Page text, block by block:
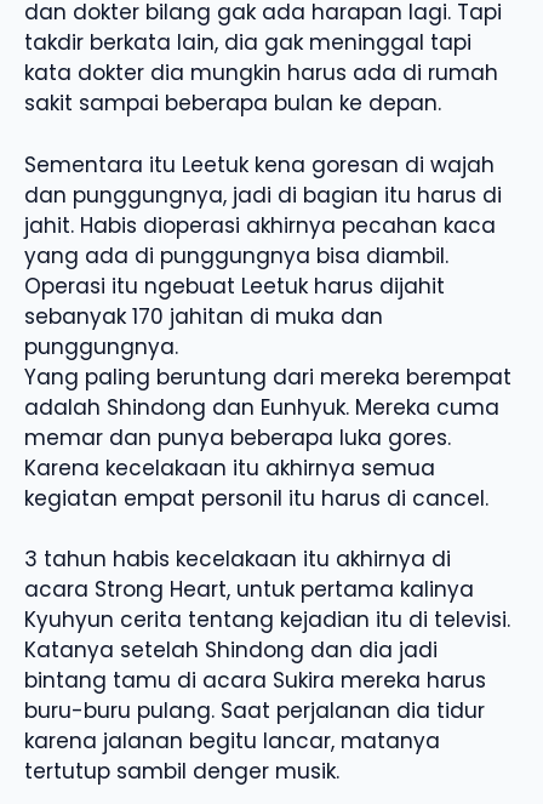
dan dokter bilang gak ada harapan lagi. Tapi
takdir berkata lain, dia gak meninggal tapi
kata dokter dia mungkin harus ada di rumah
sakit sampai beberapa bulan ke depan.
Sementara itu Leetuk kena goresan di wajah
dan punggungnya, jadi di bagian itu harus di
jahit. Habis dioperasi akhirnya pecahan kaca
yang ada di punggungnya bisa diambil.
Operasi itu ngebuat Leetuk harus dijahit
sebanyak 170 jahitan di muka dan
punggungnya.
Yang paling beruntung dari mereka berempat
adalah Shindong dan Eunhyuk. Mereka cuma
memar dan punya beberapa luka gores.
Karena kecelakaan itu akhirnya semua
kegiatan empat personil itu harus di cancel.
3 tahun habis kecelakaan itu akhirnya di
acara Strong Heart, untuk pertama kalinya
Kyuhyun cerita tentang kejadian itu di televisi.
Katanya setelah Shindong dan dia jadi
bintang tamu di acara Sukira mereka harus
buru-buru pulang. Saat perjalanan dia tidur
karena jalanan begitu lancar, matanya
tertutup sambil denger musik.